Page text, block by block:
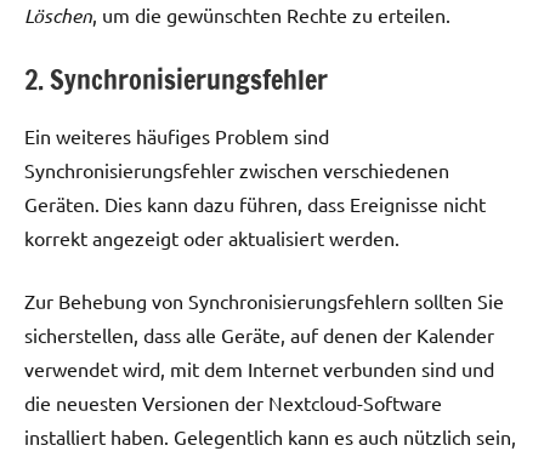
Löschen, um die gewünschten Rechte zu erteilen.
2. Synchronisierungsfehler
Ein weiteres häufiges Problem sind
Synchronisierungsfehler zwischen verschiedenen
Geräten. Dies kann dazu führen, dass Ereignisse nicht
korrekt angezeigt oder aktualisiert werden.
Zur Behebung von Synchronisierungsfehlern sollten Sie
sicherstellen, dass alle Geräte, auf denen der Kalender
verwendet wird, mit dem Internet verbunden sind und
die neuesten Versionen der Nextcloud-Software
installiert haben. Gelegentlich kann es auch nützlich sein,